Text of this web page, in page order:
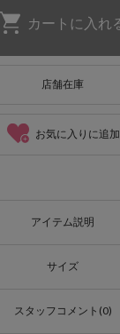
店舗在庫
お気に入りに追加
アイテム説明
サイズ
スタッフコメント(0)